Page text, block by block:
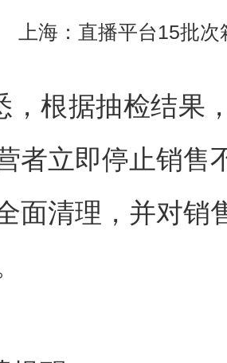
，根据抽检结果
者立即停止销售
面清理，并对销